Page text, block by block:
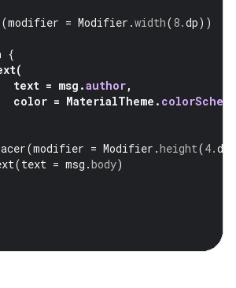
(modifier = Modifier .width(8.dp))
{
(
text = msg .author,
color = MaterialTheme .
(modifier = Modifier .height(4.dp
(text = msg .body)